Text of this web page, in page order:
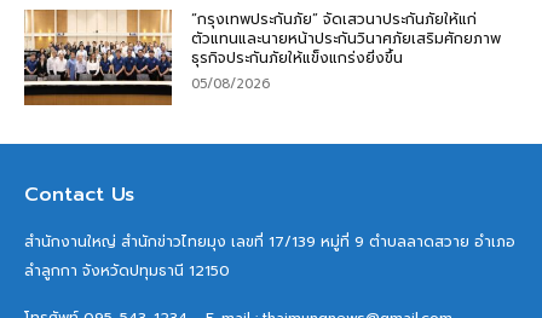
“กรุงเทพประกันภัย” จัดเสวนาประกันภัยให้แก่
ตัวแทนและนายหน้าประกันวินาศภัยเสริมศักยภาพ
ธุรกิจประกันภัยให้แข็งแกร่งยิ่งขึ้น
05/08/2026
Contact Us
สำนักงานใหญ่ สำนักข่าวไทยมุง เลขที่ 17/139 หมู่ที่ 9 ตำบลลาดสวาย อำเภอ
ลำลูกกา จังหวัดปทุมธานี 12150